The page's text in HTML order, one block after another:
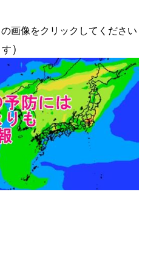
画像をクリックしてください
）